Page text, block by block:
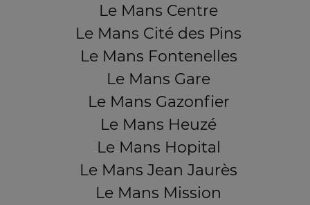
Le Mans Centre
Le Mans Cité des Pins
Le Mans Fontenelles
Le Mans Gare
Le Mans Gazonfier
Le Mans Heuzé
Le Mans Hopital
Le Mans Jean Jaurès
Le Mans Mission